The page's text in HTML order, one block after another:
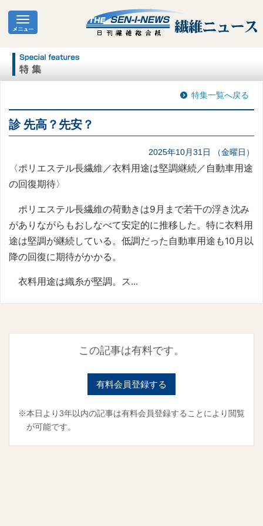
特集一覧へ戻る
診 先高？先安？
2025年10月31日 （金曜日）
〈ポリエステル長繊維／衣料用途は堅調継続／自動車用途
の回復期待〉
ポリエステル長繊維の荷動きは9月まで若干の浮き沈み
がありながらもおしなべて安定的に推移した。特に衣料用
途は堅調が継続している。低調だった自動車用途も10月以
降の回復に期待がかかる。
衣料用途は織糸が堅調。ス...
この記事は有料です。
有料会員登録する
※本日より3年以内の記事は有料会員登録することにより閲覧
が可能です。